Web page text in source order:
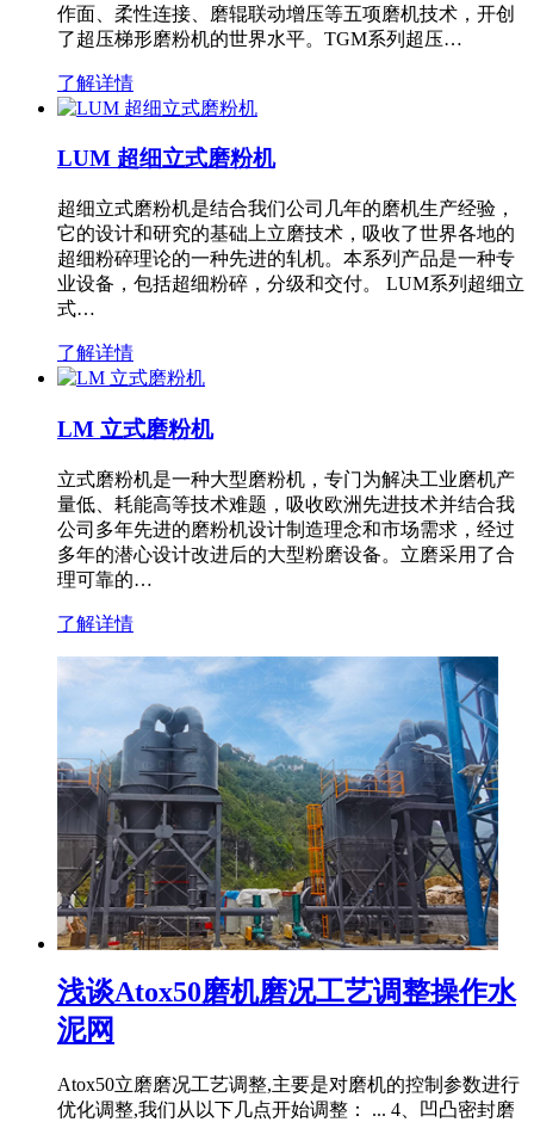
作面、柔性连接、磨辊联动增压等五项磨机技术，开创
了超压梯形磨粉机的世界水平。TGM系列超压…
了解详情
LUM 超细立式磨粉机
超细立式磨粉机是结合我们公司几年的磨机生产经验，
它的设计和研究的基础上立磨技术，吸收了世界各地的
超细粉碎理论的一种先进的轧机。本系列产品是一种专
业设备，包括超细粉碎，分级和交付。 LUM系列超细立
式…
了解详情
LM 立式磨粉机
立式磨粉机是一种大型磨粉机，专门为解决工业磨机产
量低、耗能高等技术难题，吸收欧洲先进技术并结合我
公司多年先进的磨粉机设计制造理念和市场需求，经过
多年的潜心设计改进后的大型粉磨设备。立磨采用了合
理可靠的…
了解详情
浅谈Atox50磨机磨况工艺调整操作水
泥网
Atox50立磨磨况工艺调整,主要是对磨机的控制参数进行
优化调整,我们从以下几点开始调整： ... 4、凹凸密封磨